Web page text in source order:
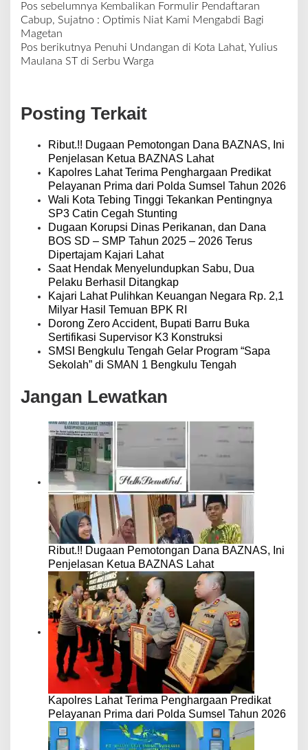
N
a
v
i
s
i
Pos sebelumnya Kembalikan Formulir Pendaftaran
Cabup, Sujatno : Optimis Niat Kami Mengabdi Bagi
Magetan
Pos berikutnya Penuhi Undangan di Kota Lahat, Yulius
Maulana ST di Serbu Warga
Posting Terkait
Ribut.!! Dugaan Pemotongan Dana BAZNAS, Ini
Penjelasan Ketua BAZNAS Lahat
Kapolres Lahat Terima Penghargaan Predikat
Pelayanan Prima dari Polda Sumsel Tahun 2026
Wali Kota Tebing Tinggi Tekankan Pentingnya
SP3 Catin Cegah Stunting
Dugaan Korupsi Dinas Perikanan, dan Dana
BOS SD – SMP Tahun 2025 – 2026 Terus
Dipertajam Kajari Lahat
Saat Hendak Menyelundupkan Sabu, Dua
Pelaku Berhasil Ditangkap
Kajari Lahat Pulihkan Keuangan Negara Rp. 2,1
Milyar Hasil Temuan BPK RI
Dorong Zero Accident, Bupati Barru Buka
Sertifikasi Supervisor K3 Konstruksi
SMSI Bengkulu Tengah Gelar Program “Sapa
Sekolah” di SMAN 1 Bengkulu Tengah
Jangan Lewatkan
Ribut.!! Dugaan Pemotongan Dana BAZNAS, Ini
Penjelasan Ketua BAZNAS Lahat
Kapolres Lahat Terima Penghargaan Predikat
Pelayanan Prima dari Polda Sumsel Tahun 2026